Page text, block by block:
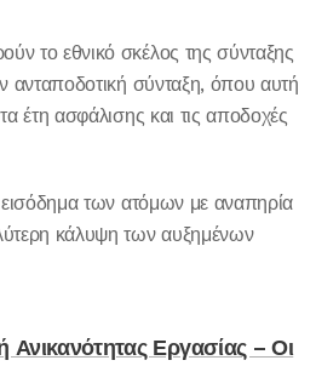
το εθνικό σκέλος της σύνταξης
ανταποδοτική σύνταξη, όπου αυτή
έτη ασφάλισης και τις αποδοχές
εισόδημα των ατόμων με αναπηρία
κάλυψη των αυξημένων
Ανικανότητας Εργασίας – Οι